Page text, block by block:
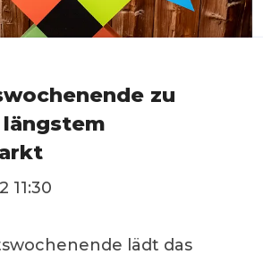
zu
11:30
lädt das